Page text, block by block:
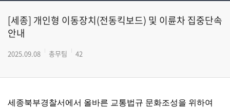
[세종] 개인형 이동장치(전동킥보드) 및 이륜차 집중단속
안내
2025.09.08 총무팀 42
세종북부경찰서에서 올바른 교통법규 문화조성을 위하여